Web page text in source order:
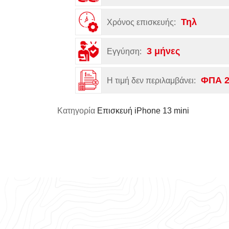
Χρόνος επισκευής: Τηλ
Εγγύηση: 3 μήνες
Η τιμή δεν περιλαμβάνει: ΦΠΑ
Κατηγορία Επισκευή iPhone 13 mini